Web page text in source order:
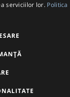
Călători
Transportatori
Acceptăm plăți cu
serviciilor lor. Politica